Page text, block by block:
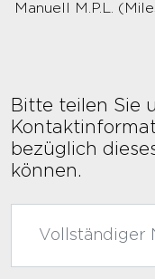
Manuell M.P.L.
Bitte teilen Sie
bezüglich
können.